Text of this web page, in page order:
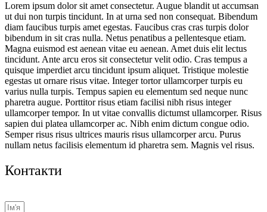
Lorem ipsum dolor sit amet consectetur. Augue blandit ut accumsan
ut dui non turpis tincidunt. In at urna sed non consequat. Bibendum
diam faucibus turpis amet egestas. Faucibus cras cras turpis dolor
bibendum in sit cras nulla. Netus penatibus a pellentesque etiam.
Magna euismod est aenean vitae eu aenean. Amet duis elit lectus
tincidunt. Ante arcu eros sit consectetur velit odio. Cras tempus a
quisque imperdiet arcu tincidunt ipsum aliquet. Tristique molestie
egestas ut ornare risus vitae. Integer tortor ullamcorper turpis eu
varius nulla turpis. Tempus sapien eu elementum sed neque nunc
pharetra augue. Porttitor risus etiam facilisi nibh risus integer
ullamcorper tempor. In ut vitae convallis dictumst ullamcorper. Risus
sapien dui platea ullamcorper ac. Nibh enim dictum congue odio.
Semper risus risus ultrices mauris risus ullamcorper arcu. Purus
nullam netus facilisis elementum id pharetra sem. Magnis vel risus.
Контакти